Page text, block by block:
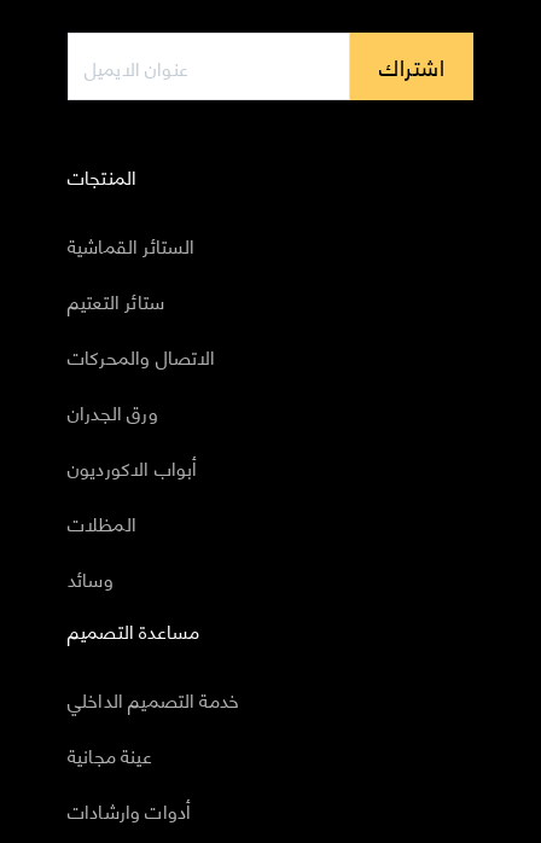
اشتراك
المنتجات
الستائر القماشية
ستائر التعتيم
الاتصال والمحركات
ورق الجدران
أبواب الاكورديون
المظلات
وسائد
مساعدة التصميم
خدمة التصميم الداخلي
عينة مجانية
أدوات وارشادات